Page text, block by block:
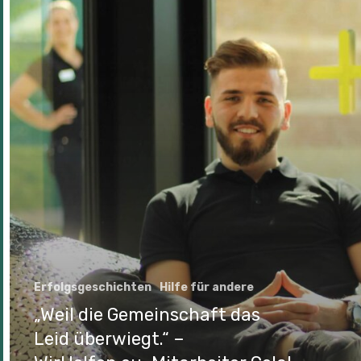
Erfolgsgeschichten Hilfe für andere
„Weil die Gemeinschaft das
Leid überwiegt.“ –